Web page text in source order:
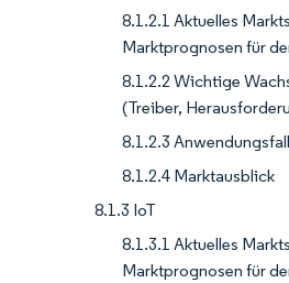
8.1.2.1 Aktuelles
Marktprognosen für
8.1.2.2 Wichtige
(Treiber,
8.1.2.3
8.1.2.4 Marktausblick
8.1.3 IoT
8.1.3.1 Aktuelles
Marktprognosen für